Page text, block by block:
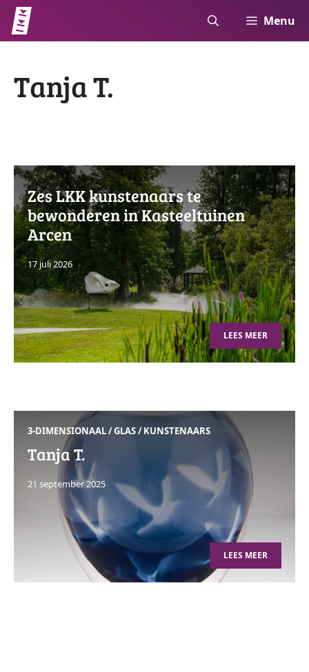
naar
de
Menu
Tanja T.
Zes LKK kunstenaars te
bewonderen in Kasteeltuinen
Arcen
17 juli 2026
LEES MEER
3-DIMENSIONAAL/GLAS/KUNSTENAARS
Tanja T.
21 september 2025
LEES MEER